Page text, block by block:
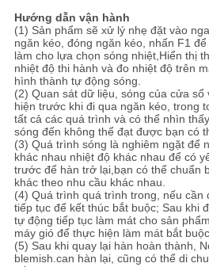
Hướng dẫn vận hành
(1) Sản phẩm sẽ xử lý nhẹ đặt vào
ngăn kéo, đóng ngăn kéo, nhấn F1
làm cho lựa chọn sóng nhiệt,Hiển thị
nhiệt độ thi hành và đo nhiệt độ trên
hình thành tự động sóng.
(2) Quan sát dữ liệu, sóng của cửa sổ
hiện trước khi đi qua ngăn kéo, trong
tất cả các quá trình và có thể nhìn
sóng đến không thể đạt được bạn có
(3) Quá trình sóng là nghiêm ngặt để
khác nhau nhiệt độ khác nhau để có
trước để hàn trở lại,bạn có thể chuẩn
khác theo nhu cầu khác nhau.
(4) Quá trình quá trình trong, nếu cần
tiếp tục để kết thúc bắt buộc; Sau khi
tự động tiếp tục làm mát cho sản
máy gió để thực hiện làm mát bắt
(5) Sau khi quay lại hàn hoàn thành,
blemish.can hàn lại, cũng có thể di